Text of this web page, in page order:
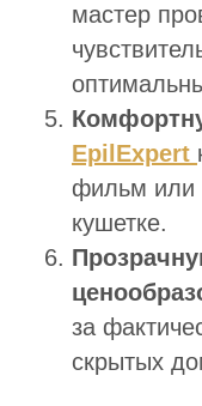
мастер
EpilExpert
фильм или
кушетке.
за
скрытых